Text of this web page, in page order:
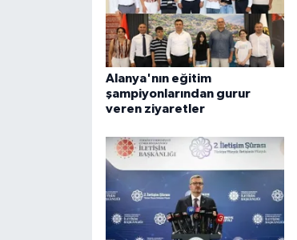
Alanya'nın eğitim
şampiyonlarından gurur
veren ziyaretler